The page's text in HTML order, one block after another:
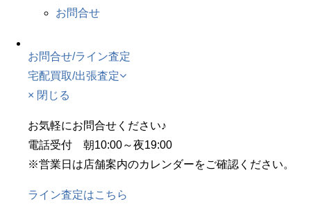
お問合せ
お問合せ/ライン査定
宅配買取/出張査定
× 閉じる
お気軽にお問合せください♪
電話受付 朝10:00～夜19:00
※営業日は店舗案内のカレンダーをご確認ください。
ライン査定はこちら